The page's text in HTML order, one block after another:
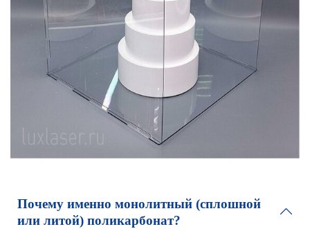
Почему именно монолитный (сплошной
или литой) поликарбонат?